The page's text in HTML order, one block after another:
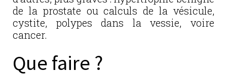
de la prostate ou calculs de la vésicule,
cystite, polypes dans la vessie, voire
cancer.
Que faire ?